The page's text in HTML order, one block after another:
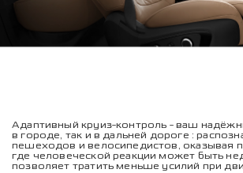
Адаптивный круиз-контроль - ваш
в городе, так и в дальней дороге :
пешеходов и велосипедистов, оказывая
где человеческой реакции может быть
позволяет тратить меньше усилий при